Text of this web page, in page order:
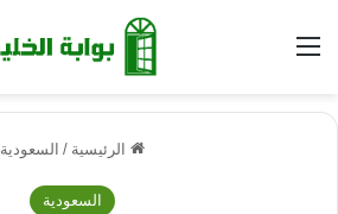
القائمة
الرئيسية / السعودية
السعودية